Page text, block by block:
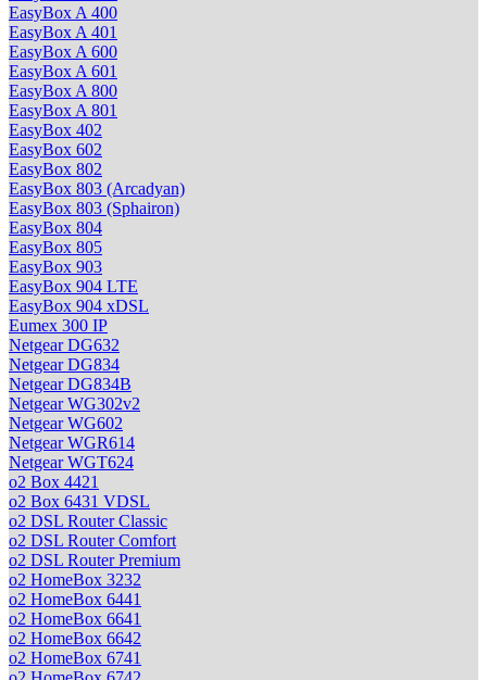
EasyBox A 400
EasyBox A 401
EasyBox A 600
EasyBox A 601
EasyBox A 800
EasyBox A 801
EasyBox 402
EasyBox 602
EasyBox 802
EasyBox 803 (Arcadyan)
EasyBox 803 (Sphairon)
EasyBox 804
EasyBox 805
EasyBox 903
EasyBox 904 LTE
EasyBox 904 xDSL
Eumex 300 IP
Netgear DG632
Netgear DG834
Netgear DG834B
Netgear WG302v2
Netgear WG602
Netgear WGR614
Netgear WGT624
o2 Box 4421
o2 Box 6431 VDSL
o2 DSL Router Classic
o2 DSL Router Comfort
o2 DSL Router Premium
o2 HomeBox 3232
o2 HomeBox 6441
o2 HomeBox 6641
o2 HomeBox 6642
o2 HomeBox 6741